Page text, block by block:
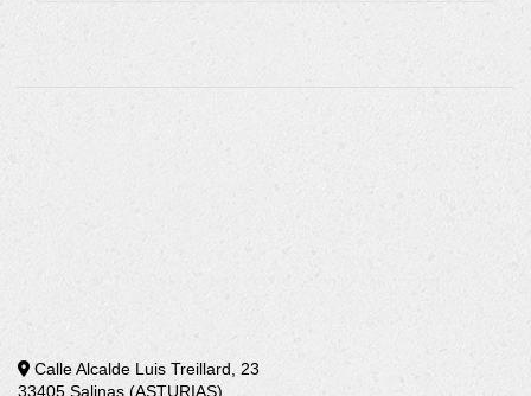
Calle Alcalde Luis Treillard, 23
33405 Salinas (ASTURIAS)